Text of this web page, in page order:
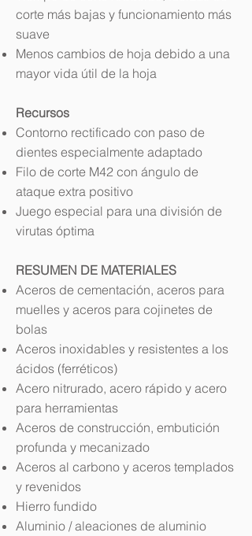
corte más bajas y funcionamiento más
suave
Menos cambios de hoja debido a una
mayor vida útil de la hoja
Recursos
Contorno rectificado con paso de
dientes especialmente adaptado
Filo de corte M42 con ángulo de
ataque extra positivo
Juego especial para una división de
virutas óptima
RESUMEN DE MATERIALES
Aceros de cementación, aceros para
muelles y aceros para cojinetes de
bolas
Aceros inoxidables y resistentes a los
ácidos (ferréticos)
Acero nitrurado, acero rápido y acero
para herramientas
Aceros de construcción, embutición
profunda y mecanizado
Aceros al carbono y aceros templados
y revenidos
Hierro fundido
Aluminio / aleaciones de aluminio